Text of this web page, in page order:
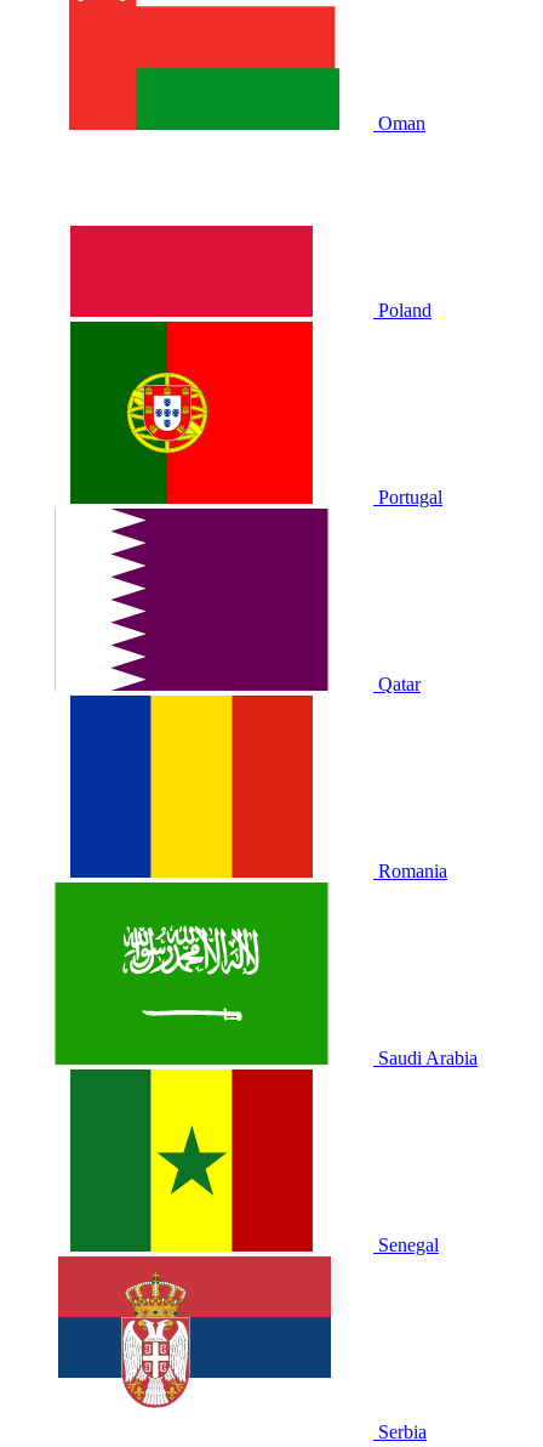
Oman
Poland
Portugal
Qatar
Romania
Saudi Arabia
Senegal
Serbia